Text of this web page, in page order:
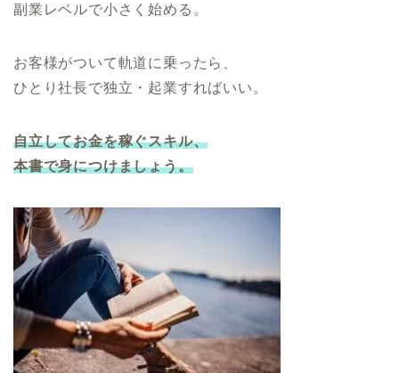
副業レベルで小さく始める。
お客様がついて軌道に乗ったら、
ひとり社長で独立・起業すればいい。
自立してお金を稼ぐスキル、
本書で身につけましょう。